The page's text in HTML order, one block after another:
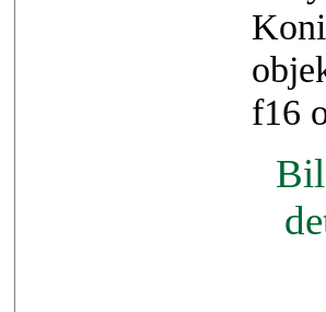
f16